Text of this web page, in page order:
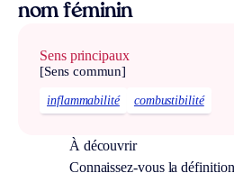
nom féminin
Sens principaux
[Sens commun]
inflammabilité combustibilité
À découvrir
Connaissez-vous la